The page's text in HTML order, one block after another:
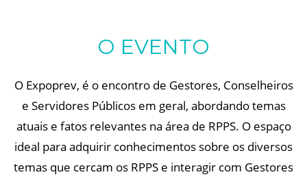
O EVENTO
O Expoprev, é o encontro de Gestores, Conselheiros
e Servidores Públicos em geral, abordando temas
atuais e fatos relevantes na área de RPPS. O espaço
ideal para adquirir conhecimentos sobre os diversos
temas que cercam os RPPS e interagir com Gestores